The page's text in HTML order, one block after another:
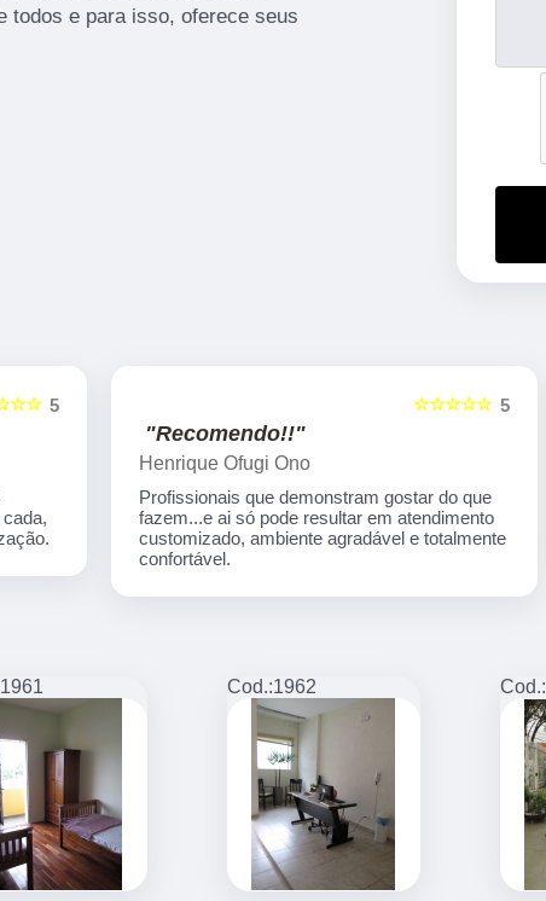
todos e para isso, oferece seus
5 5
☆☆☆☆☆
"Recomendo!!"
Henrique Ofugi Ono
Profissionais que demonstram gostar do que
fazem...e ai só pode resultar em atendimento
customizado, ambiente agradável e totalmente
confortável.
1961 Cod.:1962 Cod.: